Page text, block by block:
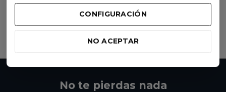
CONFIGURACIÓN
NO ACEPTAR
1,50 €
Ver opciones
No te pierdas nada